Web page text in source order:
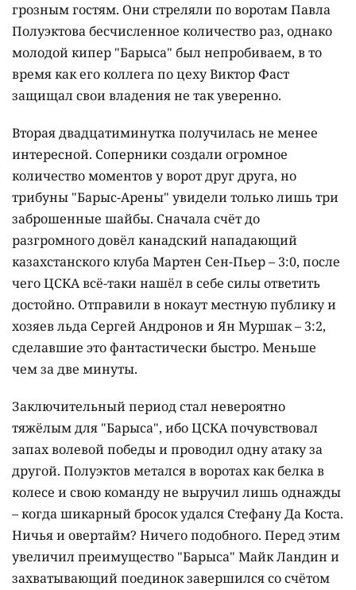
грозным гостям. Они стреляли по воротам Павла
Полуэктова бесчисленное количество раз, однако
молодой кипер "Барыса" был непробиваем, в то
время как его коллега по цеху Виктор Фаст
защищал свои владения не так уверенно.
Вторая двадцатиминутка получилась не менее
интересной. Соперники создали огромное
количество моментов у ворот друг друга, но
трибуны "Барыс-Арены" увидели только лишь три
заброшенные шайбы. Сначала счёт до
разгромного довёл канадский нападающий
казахстанского клуба Мартен Сен-Пьер – 3:0, после
чего ЦСКА всё-таки нашёл в себе силы ответить
достойно. Отправили в нокаут местную публику и
хозяев льда Сергей Андронов и Ян Муршак – 3:2,
сделавшие это фантастически быстро. Меньше
чем за две минуты.
Заключительный период стал невероятно
тяжёлым для "Барыса", ибо ЦСКА почувствовал
запах волевой победы и проводил одну атаку за
другой. Полуэктов метался в воротах как белка в
колесе и свою команду не выручил лишь однажды
– когда шикарный бросок удался Стефану Да Коста.
Ничья и овертайм? Ничего подобного. Перед этим
увеличил преимущество "Барыса" Майк Ландин и
захватывающий поединок завершился со счётом